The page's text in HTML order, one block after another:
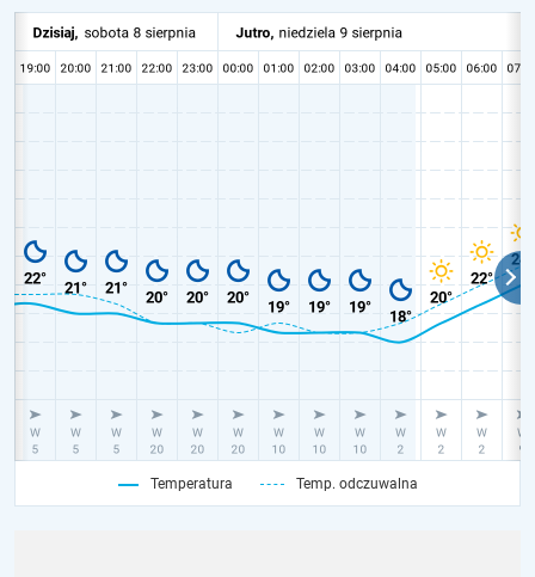
Temperatura Temp. odczuwalna